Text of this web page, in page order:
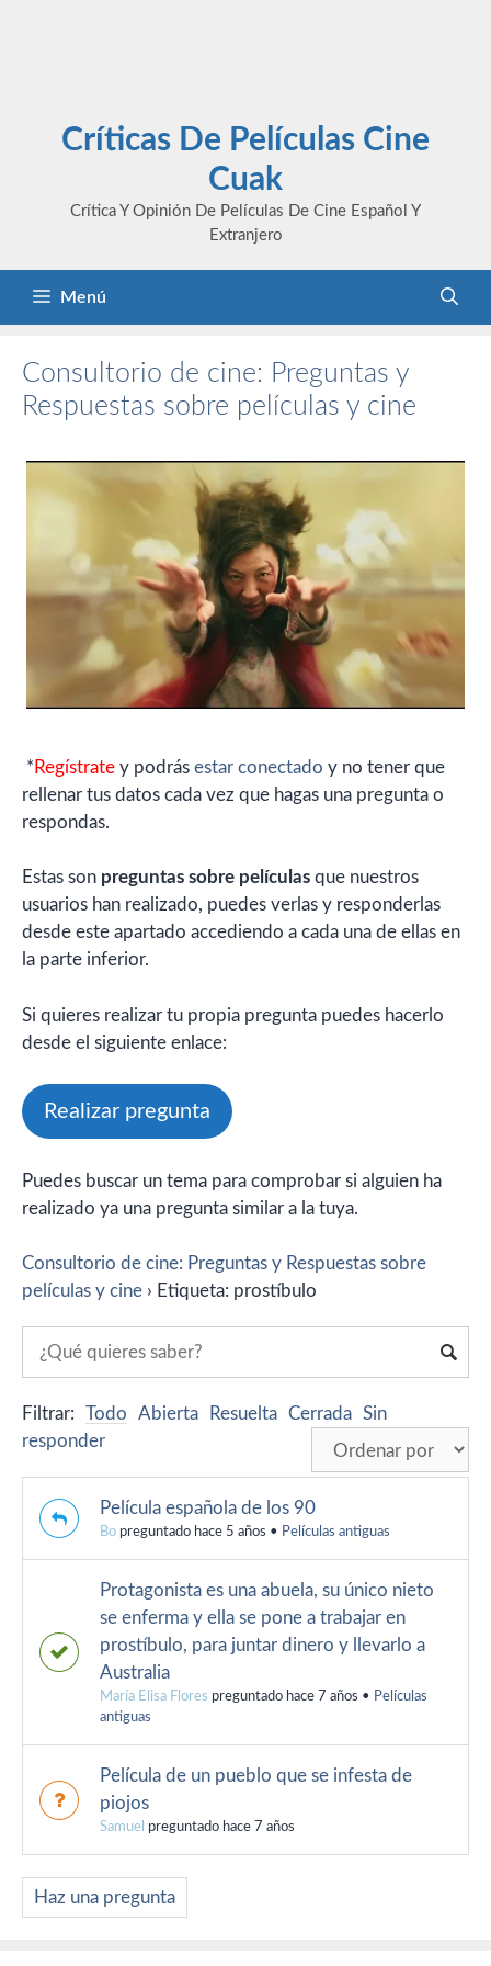
Críticas De Películas Cine
Cuak
Crítica Y Opinión De Películas De Cine Español Y
Extranjero
Menú
Consultorio de cine: Preguntas y
Respuestas sobre películas y cine
* Regístrate y podrás estar conectado y no tener que
rellenar tus datos cada vez que hagas una pregunta o
respondas.
Estas son preguntas sobre películas que nuestros
usuarios han realizado, puedes verlas y responderlas
desde este apartado accediendo a cada una de ellas en
la parte inferior.
Si quieres realizar tu propia pregunta puedes hacerlo
desde el siguiente enlace:
Realizar pregunta
Puedes buscar un tema para comprobar si alguien ha
realizado ya una pregunta similar a la tuya.
Consultorio de cine: Preguntas y Respuestas sobre
películas y cine › Etiqueta: prostíbulo
Filtrar: Todo Abierta Resuelta Cerrada Sin
responder
Película española de los 90
Bo preguntado hace 5 años • Películas antiguas
Protagonista es una abuela, su único nieto
se enferma y ella se pone a trabajar en
prostíbulo, para juntar dinero y llevarlo a
Australia
María Elisa Flores preguntado hace 7 años • Películas
antiguas
Película de un pueblo que se infesta de
piojos
Samuel preguntado hace 7 años
Haz una pregunta